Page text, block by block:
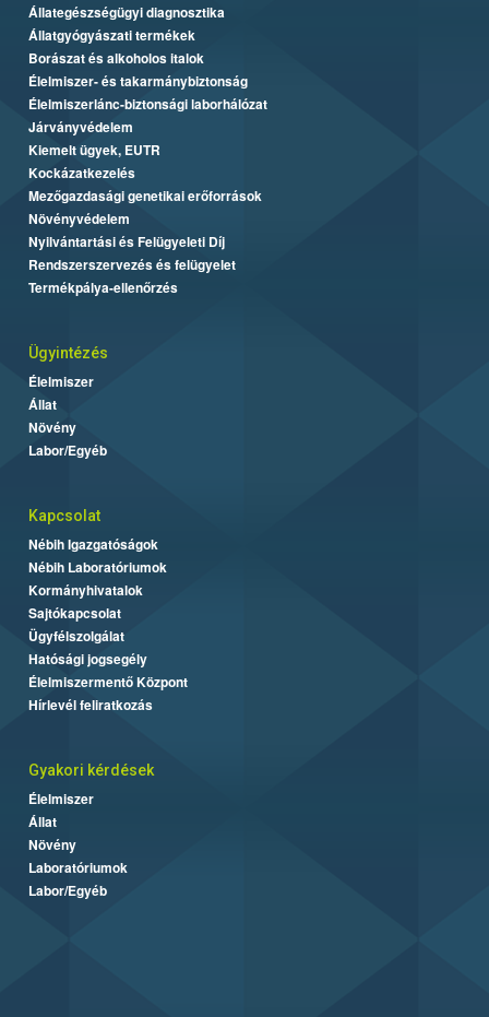
Állategészségügyi diagnosztika
Állatgyógyászati termékek
Borászat és alkoholos italok
Élelmiszer- és takarmánybiztonság
Élelmiszerlánc-biztonsági laborhálózat
Járványvédelem
Kiemelt ügyek, EUTR
Kockázatkezelés
Mezőgazdasági genetikai erőforrások
Növényvédelem
Nyilvántartási és Felügyeleti Díj
Rendszerszervezés és felügyelet
Termékpálya-ellenőrzés
Ügyintézés
Élelmiszer
Állat
Növény
Labor/Egyéb
Kapcsolat
Nébih Igazgatóságok
Nébih Laboratóriumok
Kormányhivatalok
Sajtókapcsolat
Ügyfélszolgálat
Hatósági jogsegély
Élelmiszermentő Központ
Hírlevél feliratkozás
Gyakori kérdések
Élelmiszer
Állat
Növény
Laboratóriumok
Labor/Egyéb